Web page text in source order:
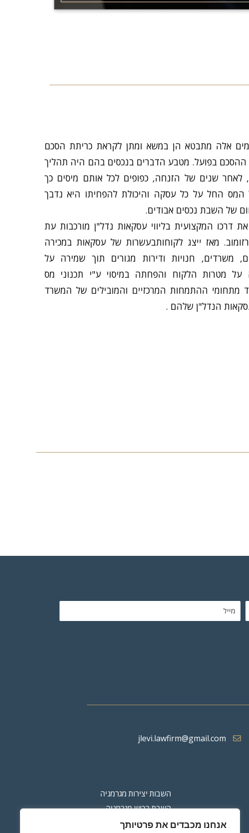
אנחנו מכבדים את פרטיותך
אלה מתבטא הן במשא ומתן לקראת כריתת הסכם
ההסכם בפועל. מטבע הדברים בנכסים בהם היה תהליך
לאחר שנים של הזנחה, כפופים לכל אותם מיסים כך
החל על כל עסקה והיכולת להפחיתו היא נדבך
של השבת נכסים אבודים.
דרכו המקצועית בליווי עסקאות נדל"ן מורכבות עת
מאז ייצג לקוחותבעשרות של עסקאות במכירה
משרדים, חנויות ודירות מגורים תוך שמירה על
על מטרות הלקוח והפחתה במיסוי ע"י תכנוני מס
מתחומי ההתמחות המרכזיים והמובילים של המשרד
הנדל"ן שלהם .
jlevi.lawfirm@gmail.com
השבות יצירות מגרמניה
השבת רכוש מגרמניה
השבת רכוש מישראל